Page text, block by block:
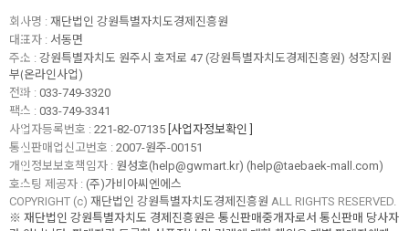
회사명 : 재단법인 강원특별자치도경제진흥원
대표자 : 서동면
주소 : 강원특별자치도 원주시 호저로 47 (강원특별자치도경제진흥원) 성장지원
부(온라인사업)
전화 : 033-749-3320
팩스 : 033-749-3341
사업자등록번호 : 221-82-07135 [사업자정보확인 ]
통신판매업신고번호 : 2007-원주-00151
개인정보보호책임자 : 원성호(help@gwmart.kr) (help@taebaek-mall.com)
호스팅 제공자 : (주)가비아씨엔에스
COPYRIGHT (c) 재단법인 강원특별자치도경제진흥원 ALL RIGHTS RESERVED.
※ 재단법인 강원특별자치도 경제진흥원은 통신판매중개자로서 통신판매 당사자